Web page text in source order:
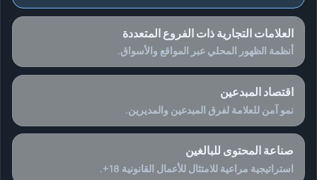
العلامات التجارية ذات الفروع المتعددة
أنظمة الظهور المحلي عبر المواقع والأسواق.
اقتصاد المبدعين
نمو آمن للعلامة لفرق المبدعين والمديرين.
صناعة المحتوى للبالغين
استراتيجية مراعية للامتثال للأعمال القانونية 18+.